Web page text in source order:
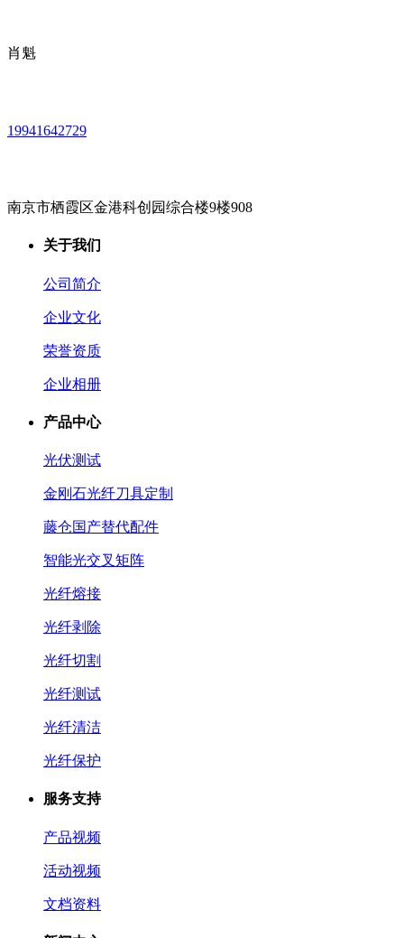
肖魁
19941642729
南京市栖霞区金港科创园综合楼9楼908
关于我们
公司简介
企业文化
荣誉资质
企业相册
产品中心
光伏测试
金刚石光纤刀具定制
藤仓国产替代配件
智能光交叉矩阵
光纤熔接
光纤剥除
光纤切割
光纤测试
光纤清洁
光纤保护
服务支持
产品视频
活动视频
文档资料